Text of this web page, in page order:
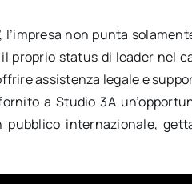
l’impresa non punta
proprio status di leader nel
assistenza legale e
a Studio 3A
internazionale,